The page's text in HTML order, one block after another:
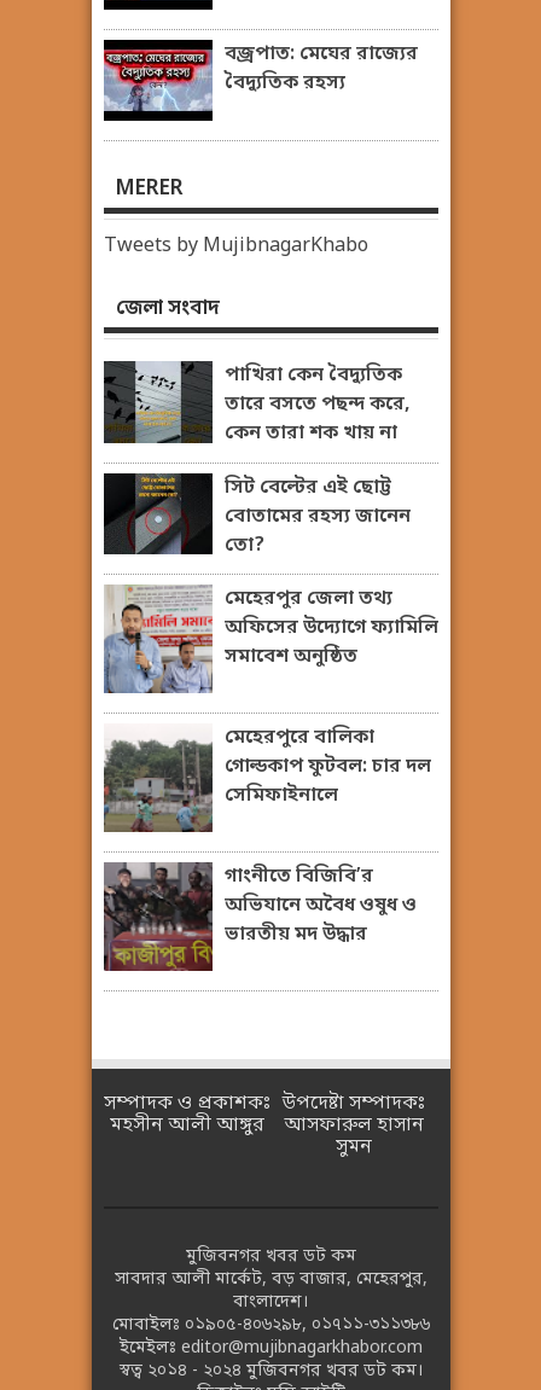
বজ্রপাত: মেঘের রাজ্যের
বৈদ্যুতিক রহস্য
MERER
Tweets by MujibnagarKhabo
জেলা সংবাদ
পাখিরা কেন বৈদ্যুতিক
তারে বসতে পছন্দ করে,
কেন তারা শক খায় না
সিট বেল্টের এই ছোট্ট
বোতামের রহস্য জানেন
তো?
মেহেরপুর জেলা তথ্য
অফিসের উদ্যোগে ফ্যামিলি
সমাবেশ অনুষ্ঠিত
মেহেরপুরে বালিকা
গোল্ডকাপ ফুটবল: চার দল
সেমিফাইনালে
গাংনীতে বিজিবি’র
অভিযানে অবৈধ ওষুধ ও
ভারতীয় মদ উদ্ধার
সম্পাদক ও প্রকাশকঃ
মহসীন আলী আঙ্গুর
উপদেষ্টা সম্পাদকঃ
আসফারুল হাসান
সুমন
মুজিবনগর খবর ডট কম
সাবদার আলী মার্কেট, বড় বাজার, মেহেরপুর,
বাংলাদেশ।
মোবাইলঃ ০১৯০৫-৪০৬২৯৮, ০১৭১১-৩১১৩৮৬
ইমেইলঃ editor@mujibnagarkhabor.com
স্বত্ব ২০১৪ - ২০২৪ মুজিবনগর খবর ডট কম।